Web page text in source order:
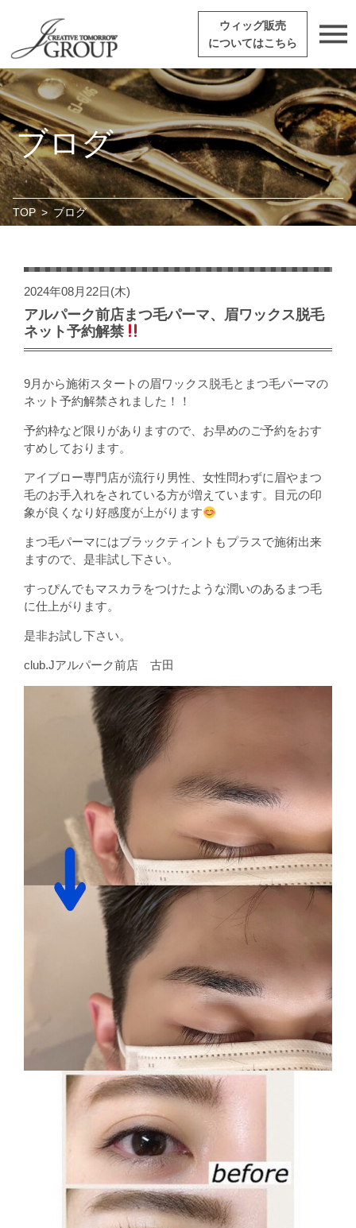
ウィッグ販売
についてはこちら
ブログ
TOP > ブログ
2024年08月22日(木)
アルパーク前店まつ毛パーマ、眉ワックス脱毛
ネット予約解禁
9月から施術スタートの眉ワックス脱毛とまつ毛パーマの
ネット予約解禁されました！！
予約枠など限りがありますので、お早めのご予約をおす
すめしております。
アイブロー専門店が流行り男性、女性問わずに眉やまつ
毛のお手入れをされている方が増えています。目元の印
象が良くなり好感度が上がります
まつ毛パーマにはブラックティントもプラスで施術出来
ますので、是非試し下さい。
すっぴんでもマスカラをつけたような潤いのあるまつ毛
に仕上がります。
是非お試し下さい。
club.Jアルパーク前店 古田